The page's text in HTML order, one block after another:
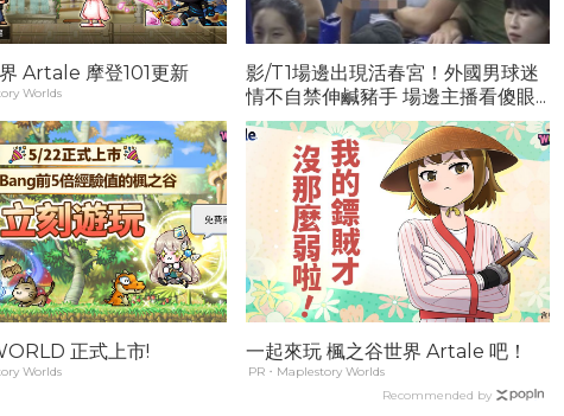
Artale 摩登101更新
Worlds
影/T1場邊出現活春宮！外國男球迷
情不自禁伸鹹豬手 場邊主播看傻眼...
正式上市!
Worlds
一起來玩 楓之谷世界 Artale 吧！
PR・Maplestory Worlds
Recommended by